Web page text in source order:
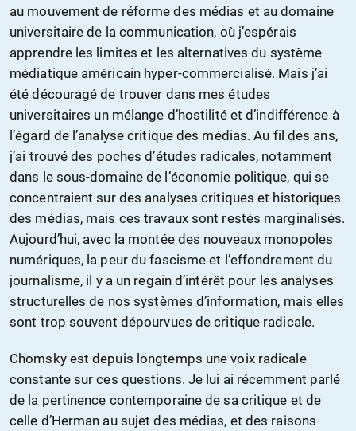
au mouvement de réforme des médias et au domaine
universitaire de la communication, où j’espérais
apprendre les limites et les alternatives du système
médiatique américain hyper-commercialisé. Mais j’ai
été découragé de trouver dans mes études
universitaires un mélange d’hostilité et d’indifférence à
l’égard de l’analyse critique des médias. Au fil des ans,
j’ai trouvé des poches d’études radicales, notamment
dans le sous-domaine de l’économie politique, qui se
concentraient sur des analyses critiques et historiques
des médias, mais ces travaux sont restés marginalisés.
Aujourd’hui, avec la montée des nouveaux monopoles
numériques, la peur du fascisme et l’effondrement du
journalisme, il y a un regain d’intérêt pour les analyses
structurelles de nos systèmes d’information, mais elles
sont trop souvent dépourvues de critique radicale.
Chomsky est depuis longtemps une voix radicale
constante sur ces questions. Je lui ai récemment parlé
de la pertinence contemporaine de sa critique et de
celle d’Herman au sujet des médias, et des raisons